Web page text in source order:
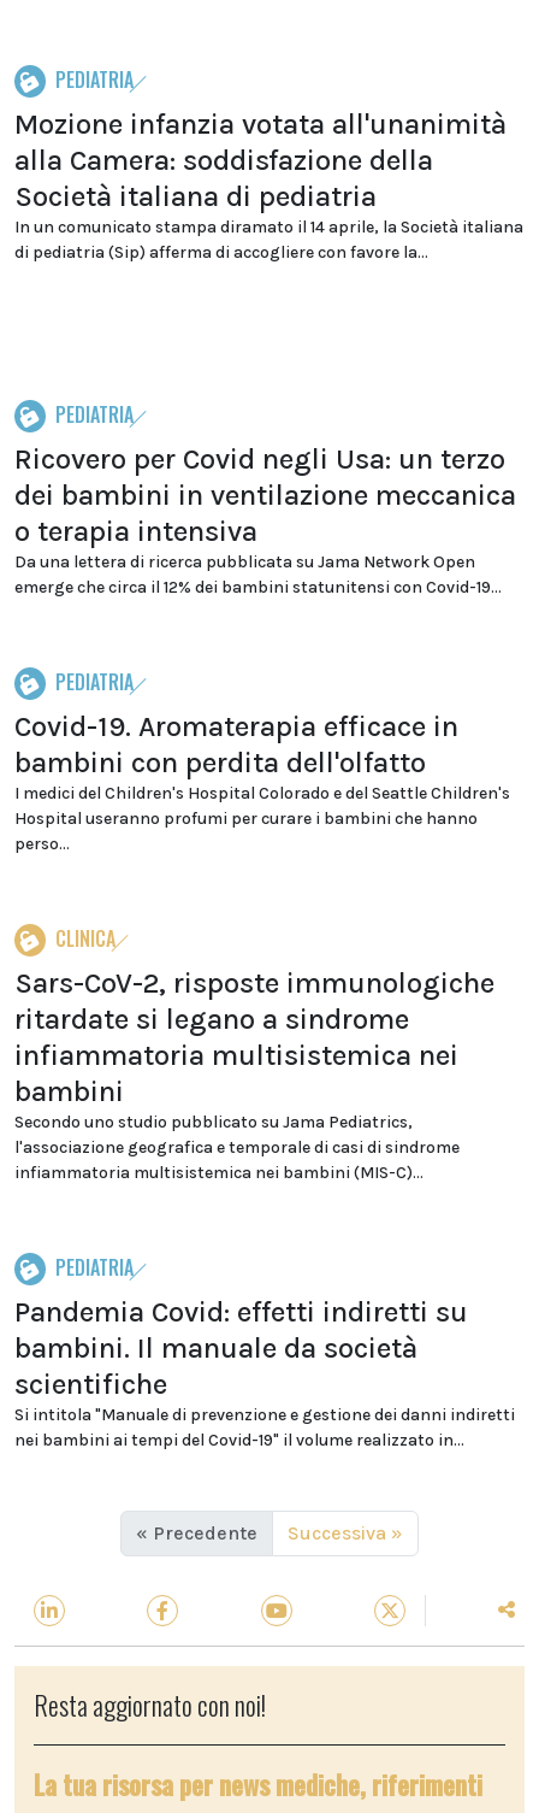
PEDIATRIA
Mozione infanzia votata all'unanimità
alla Camera: soddisfazione della
Società italiana di pediatria
In un comunicato stampa diramato il 14 aprile, la Società italiana
di pediatria (Sip) afferma di accogliere con favore la...
PEDIATRIA
Ricovero per Covid negli Usa: un terzo
dei bambini in ventilazione meccanica
o terapia intensiva
Da una lettera di ricerca pubblicata su Jama Network Open
emerge che circa il 12% dei bambini statunitensi con Covid-19...
PEDIATRIA
Covid-19. Aromaterapia efficace in
bambini con perdita dell'olfatto
I medici del Children's Hospital Colorado e del Seattle Children's
Hospital useranno profumi per curare i bambini che hanno
perso...
CLINICA
Sars-CoV-2, risposte immunologiche
ritardate si legano a sindrome
infiammatoria multisistemica nei
bambini
Secondo uno studio pubblicato su Jama Pediatrics,
l'associazione geografica e temporale di casi di sindrome
infiammatoria multisistemica nei bambini (MIS-C)...
PEDIATRIA
Pandemia Covid: effetti indiretti su
bambini. Il manuale da società
scientifiche
Si intitola "Manuale di prevenzione e gestione dei danni indiretti
nei bambini ai tempi del Covid-19" il volume realizzato in...
« Precedente Successiva »
Resta aggiornato con noi!
La tua risorsa per news mediche, riferimenti